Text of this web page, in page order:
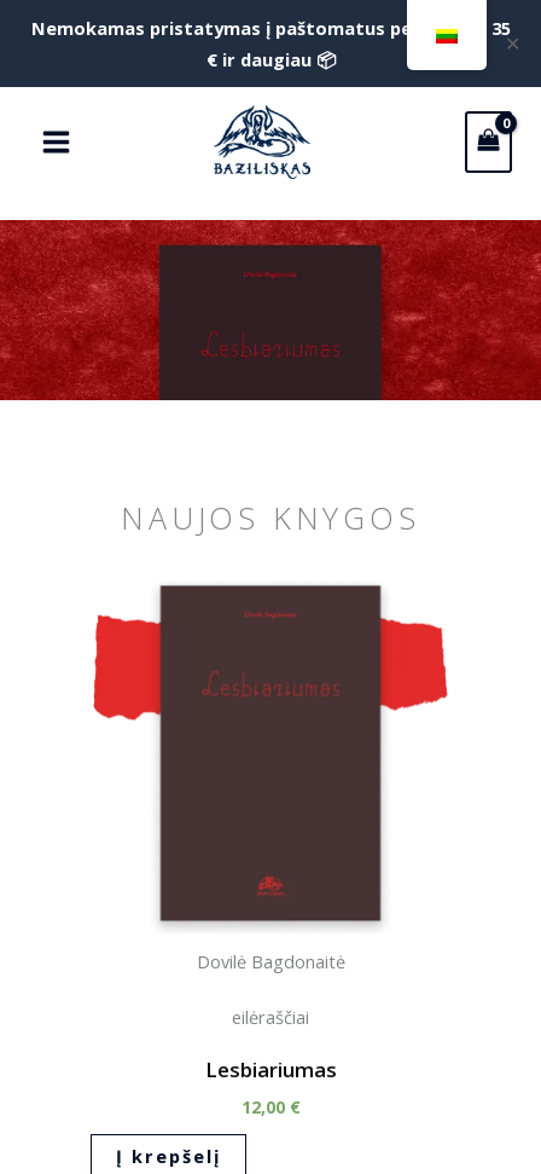
Nemokamas pristatymas į paštomatus perkant už 35
€ ir daugiau 📦
✕
Menu
NAUJOS KNYGOS
Dovilė Bagdonaitė
eilėraščiai
Lesbiariumas
12,00 €
Į krepšelį